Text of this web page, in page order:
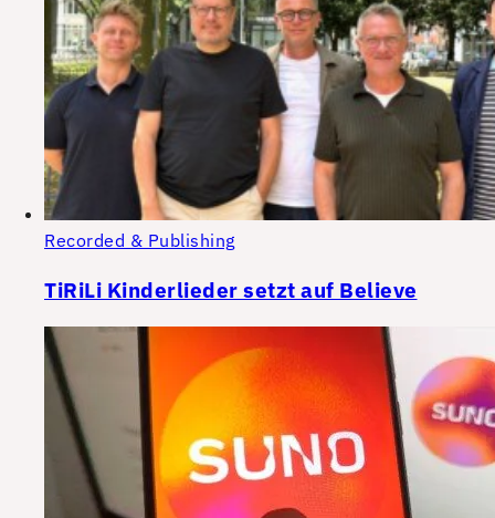
Recorded & Publishing
TiRiLi Kinderlieder setzt auf Believe